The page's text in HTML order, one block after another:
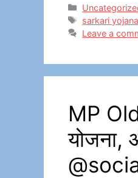
c
e
o
k
st
o
o
Categories
Tags
sarkari yojana
Leave a
MP
योजना,
@